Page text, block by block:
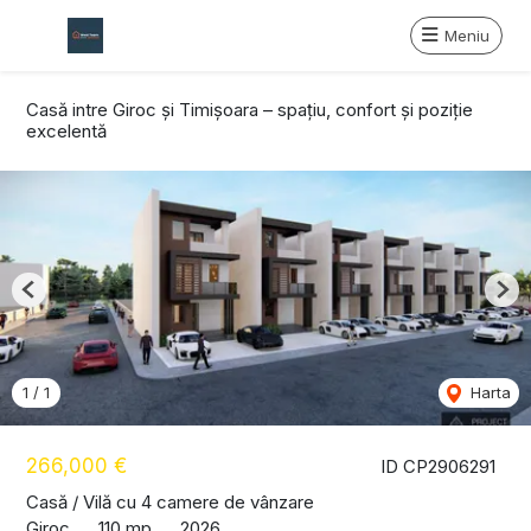
Meniu
Casă intre Giroc și Timișoara – spațiu, confort și poziție
excelentă
ID CP2906291
266,000 €
Casă / Vilă cu 4 camere de vânzare
1 / 1 Harta
Previous